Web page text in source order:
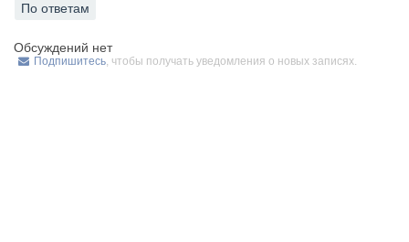
По ответам
Обсуждений нет
Подпишитесь, чтобы получать уведомления о новых записях.